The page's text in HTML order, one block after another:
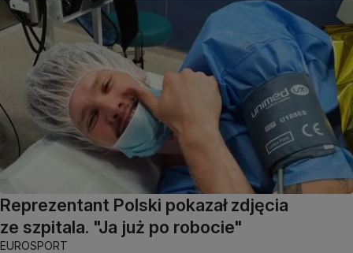
Reprezentant Polski pokazał zdjęcia
ze szpitala. "Ja już po robocie"
EUROSPORT